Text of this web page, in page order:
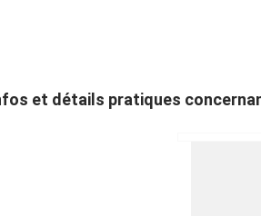
et détails pratiques